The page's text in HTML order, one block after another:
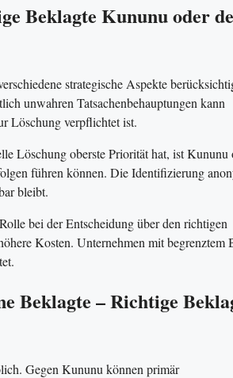
Beklagte Kununu oder
strategische Aspekte
unwahren Tatsachenbehauptungen kann
Löschung verpflichtet ist.
Löschung oberste Priorität hat, ist Kununu
führen können. Die Identifizierung
bleibt.
bei der Entscheidung über den richtigen
Kosten. Unternehmen mit begrenztem
Beklagte – Richtige
Gegen Kununu können primär